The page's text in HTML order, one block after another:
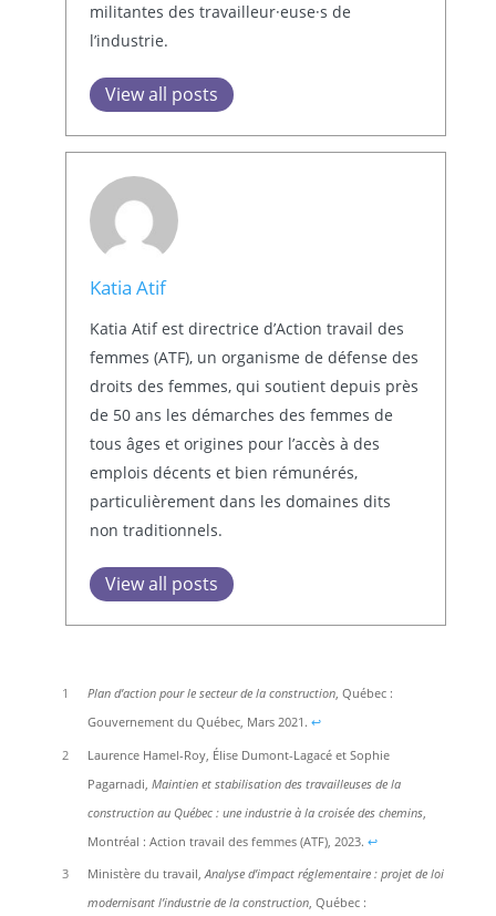
militantes des travailleur·euse·s de
l’industrie.
View all posts
Katia Atif
Katia Atif est directrice d’Action travail des
femmes (ATF), un organisme de défense des
droits des femmes, qui soutient depuis près
de 50 ans les démarches des femmes de
tous âges et origines pour l’accès à des
emplois décents et bien rémunérés,
particulièrement dans les domaines dits
non traditionnels.
View all posts
1 Plan d’action pour le secteur de la construction, Québec :
Gouvernement du Québec, Mars 2021. ↩︎
2
Laurence Hamel-Roy, Élise Dumont-Lagacé et Sophie
Pagarnadi, Maintien et stabilisation des travailleuses de la
construction au Québec : une industrie à la croisée des chemins,
Montréal : Action travail des femmes (ATF), 2023. ↩︎
3
Ministère du travail, Analyse d’impact réglementaire : projet de loi
modernisant l’industrie de la construction, Québec :